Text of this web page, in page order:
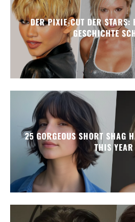
DER PIXIE-CUT DER STARS:
GESCHICHTE
25 GORGEOUS SHORT SHAG
THIS YEAR